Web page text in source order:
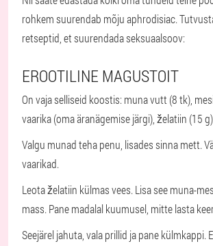
rohkem suurendab mõju aphrodisiac.
retseptid, et suurendada seksuaalsoov:
EROOTILINE MAGUSTOIT
On vaja selliseid koostis: muna vutt (8 tk),
vaarika (oma äranägemise järgi), želatiin (15
Valgu munad teha penu, lisades sinna mett.
vaarikad.
Leota želatiin külmas vees. Lisa see muna-
mass. Pane madalal kuumusel, mitte lasta
Seejärel jahuta, vala prillid ja pane külmkappi.